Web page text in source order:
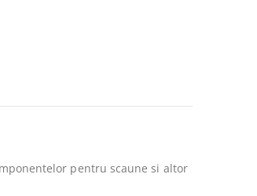
pentru scaune si altor